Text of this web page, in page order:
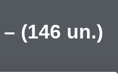
(146 un.)